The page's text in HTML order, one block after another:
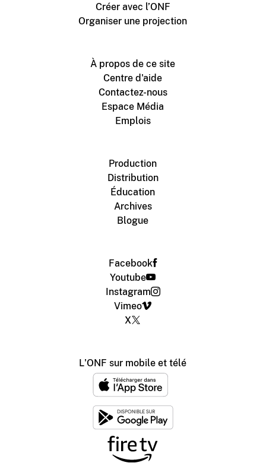
Créer avec l’ONF
Organiser une projection
À propos de ce site
Centre d'aide
Contactez-nous
Espace Média
Emplois
Production
Distribution
Éducation
Archives
Blogue
Facebook
Youtube
Instagram
Vimeo
X
L'ONF sur mobile et télé